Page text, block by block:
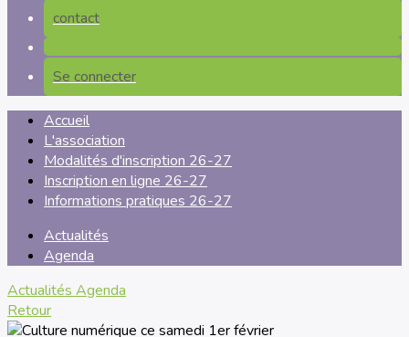
contact
Se connecter
Accueil
L'association
Modalités d'inscription 26-27
Inscription en ligne 26-27
Informations pratiques 26-27
Actualités
Agenda
Actualités Agenda
Retour